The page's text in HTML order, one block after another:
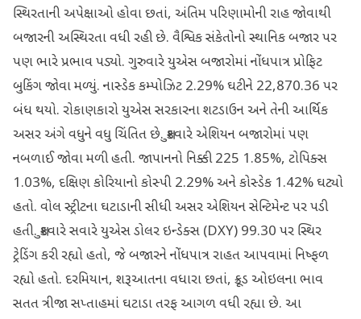
સ્થિરતાની અપેક્ષાઓ હોવા છતાં, અંતિમ પરિણામોની રાહ જોવાથી
બજારની અસ્થિરતા વધી રહી છે. વૈશ્વિક સંકેતોનો સ્થાનિક બજાર પર
પણ ભારે પ્રભાવ પડ્યો. ગુરુવારે યુએસ બજારોમાં નોંધપાત્ર પ્રોફિટ
બુકિંગ જોવા મળ્યું. નાસ્ડેક કમ્પોઝિટ 2.29% ઘટીને 22,870.36 પર
બંધ થયો. રોકાણકારો યુએસ સરકારના શટડાઉન અને તેની આર્થિક
અસર અંગે વધુને વધુ ચિંતિત છે. શુક્રવારે એશિયન બજારોમાં પણ
નબળાઈ જોવા મળી હતી. જાપાનનો નિક્કી 225 1.85%, ટોપિક્સ
1.03%, દક્ષિણ કોરિયાનો કોસ્પી 2.29% અને કોસ્ડેક 1.42% ઘટ્યો
હતો. વોલ સ્ટ્રીટના ઘટાડાની સીધી અસર એશિયન સેન્ટિમેન્ટ પર પડી
હતી. શુક્રવારે સવારે યુએસ ડોલર ઇન્ડેક્સ (DXY) 99.30 પર સ્થિર
ટ્રેડિંગ કરી રહ્યો હતો, જે બજારને નોંધપાત્ર રાહત આપવામાં નિષ્ફળ
રહ્યો હતો. દરમિયાન, શરૂઆતના વધારા છતાં, ક્રૂડ ઓઇલના ભાવ
સતત ત્રીજા સપ્તાહમાં ઘટાડા તરફ આગળ વધી રહ્યા છે. આ